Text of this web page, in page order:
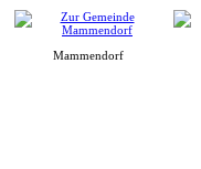
Mammendorf